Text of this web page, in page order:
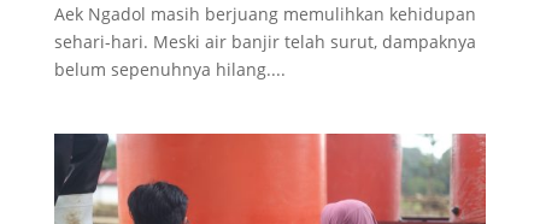
Aek Ngadol masih berjuang memulihkan kehidupan
sehari-hari. Meski air banjir telah surut, dampaknya
belum sepenuhnya hilang....